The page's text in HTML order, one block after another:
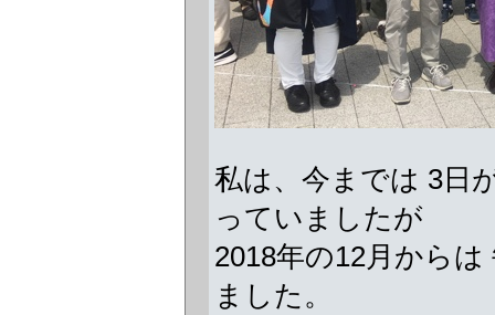
私は、今までは 3日
っていましたが
2018年の12月から
ました。